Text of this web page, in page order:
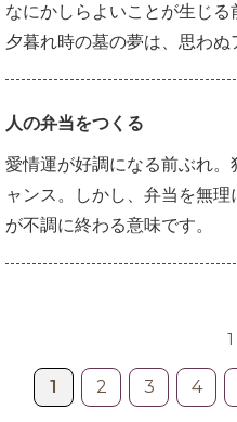
なにかしらよいことが生じる
夕暮れ時の墓の夢は、思わぬ
人の弁当をつくる
愛情運が好調になる前ぶれ
ャンス。しかし、弁当を無
が不調に終わる意味です。
1 2 3 4